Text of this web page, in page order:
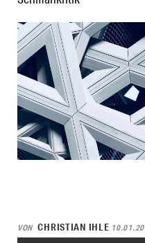
VON CHRISTIAN IHLE